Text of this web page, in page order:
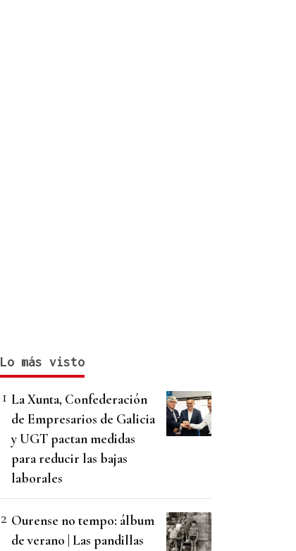
Lo más visto
La Xunta, Confederación
de Empresarios de Galicia
y UGT pactan medidas
para reducir las bajas
laborales
Ourense no tempo: álbum
de verano | Las pandillas